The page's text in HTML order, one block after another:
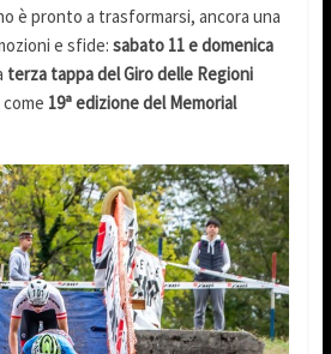
è pronto a trasformarsi, ancora una
e sfide: sabato 11 e domenica
terza tappa del Giro delle Regioni
19ª edizione del Memorial